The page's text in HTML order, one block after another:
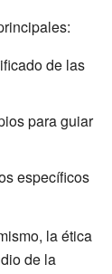
de las
para guiar
específicos
la ética
de la